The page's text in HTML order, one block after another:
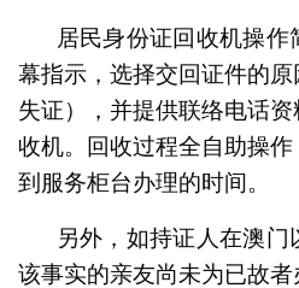
居民身份证回收机操
幕指示，选择交回证件的
失证），并提供联络电话
收机。回收过程全自助操
到服务柜台办理的时间。
另外，如持证人在澳
该事实的亲友尚未为已故者